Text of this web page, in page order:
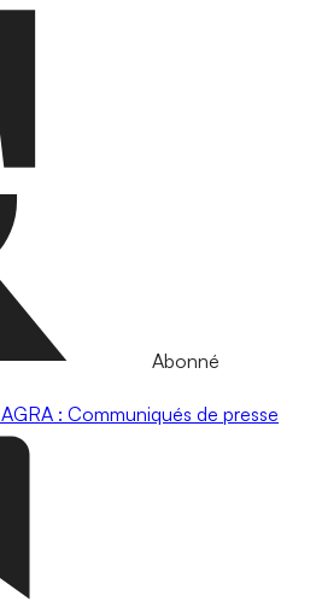
Abonné
AGRA : Communiqués de presse